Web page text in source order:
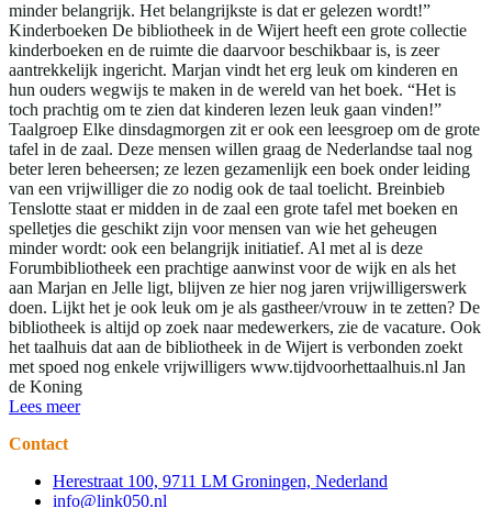
minder belangrijk. Het belangrijkste is dat er gelezen wordt!”
Kinderboeken De bibliotheek in de Wijert heeft een grote collectie
kinderboeken en de ruimte die daarvoor beschikbaar is, is zeer
aantrekkelijk ingericht. Marjan vindt het erg leuk om kinderen en
hun ouders wegwijs te maken in de wereld van het boek. “Het is
toch prachtig om te zien dat kinderen lezen leuk gaan vinden!”
Taalgroep Elke dinsdagmorgen zit er ook een leesgroep om de grote
tafel in de zaal. Deze mensen willen graag de Nederlandse taal nog
beter leren beheersen; ze lezen gezamenlijk een boek onder leiding
van een vrijwilliger die zo nodig ook de taal toelicht. Breinbieb
Tenslotte staat er midden in de zaal een grote tafel met boeken en
spelletjes die geschikt zijn voor mensen van wie het geheugen
minder wordt: ook een belangrijk initiatief. Al met al is deze
Forumbibliotheek een prachtige aanwinst voor de wijk en als het
aan Marjan en Jelle ligt, blijven ze hier nog jaren vrijwilligerswerk
doen. Lijkt het je ook leuk om je als gastheer/vrouw in te zetten? De
bibliotheek is altijd op zoek naar medewerkers, zie de vacature. Ook
het taalhuis dat aan de bibliotheek in de Wijert is verbonden zoekt
met spoed nog enkele vrijwilligers www.tijdvoorhettaalhuis.nl Jan
de Koning
Lees meer
Contact
Herestraat 100, 9711 LM Groningen, Nederland
info@link050.nl